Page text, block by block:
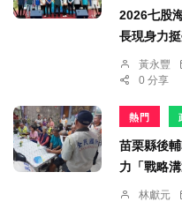
2026七股
長現身力
黃永豐
0 分享
熱門
苗栗縣後
力「戰略
林獻元